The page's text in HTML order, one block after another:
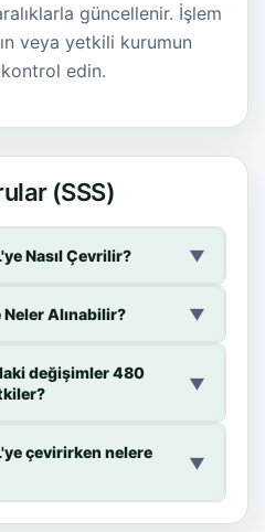
güncellenir. İşlem
veya yetkili kurumun
kontrol edin.
(SSS)
Nasıl Çevrilir? ▼
Alınabilir? ▼
değişimler 480
▼
çevirirken nelere
▼